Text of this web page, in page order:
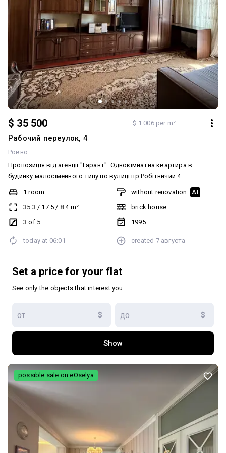
$ 35 500 $ 1 006 per m²
Рабочий переулок, 4
Ровно
Пропозиція від агенції "Гарант". Однокімнатна квартира в
будинку малосімейного типу по вулиці пр.Робітничий.4.
Знаходиться на 3 поверсі 5 поверхового цегляного будинку.
Загальна площа 35.3 м.кв. Кімната - 17.5 м.кв. Кухня- 8.8 м.кв.
Санвузол сумісний. Є комора в квартирі. Балкон засклений. Стан
житловий. Лічильники. Квартира вільна. Можливий продажз
1 room
35.3 / 17.5 / 8.4m²
3 of 5
without renovation AI
brick house
1995
today at 06:01 created 7 августа
Set a price for your flat
See only the objects that interest you
$ $
Show
possible sale on eOselya